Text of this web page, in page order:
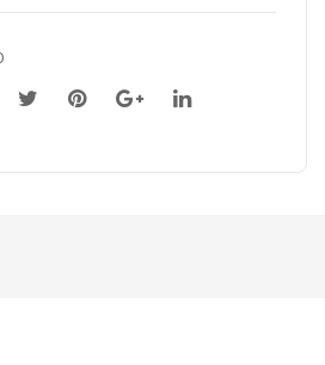
ss
E
10.-